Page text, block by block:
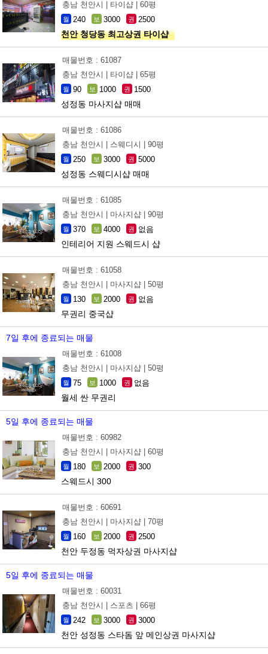
충남 천안시 |
타이샵 | 60평
월 240 보 3000 권 2500
천안 청당동 최고상권 타이샵
매물번호 : 61087
충남 천안시 |
타이샵 | 65평
월 90 보 1000 권 1500
성정동 마사지샵 매매
매물번호 : 61086
충남 천안시 |
스웨디시 | 90평
월 250 보 3000 권 5000
성정동 스웨디시샵 매매
매물번호 : 61085
충남 천안시 |
마사지샵 | 90평
월 370 보 4000 권 없음
인테리어 지원 스웨드시 샵
매물번호 : 61058
충남 천안시 |
마사지샵 | 50평
월 130 보 2000 권 없음
무권리 중국샵
7일 후에 종료되는 매물
매물번호 : 61008
충남 천안시 |
마사지샵 | 50평
월 75 보 1000 권 없음
월세 싼 무권리
5일 후에 종료되는 매물
매물번호 : 60982
충남 천안시 |
마사지샵 | 60평
월 180 보 2000 권 300
스웨드시 300
매물번호 : 60691
충남 천안시 |
마사지샵 | 70평
월 160 보 2000 권 2500
천안 두정동 먹자상권 마사지샵
5일 후에 종료되는 매물
매물번호 : 60031
충남 천안시 |
스포츠 | 66평
월 242 보 3000 권 3000
천안 성정동 스타돔 앞 메인상권 마사지샵